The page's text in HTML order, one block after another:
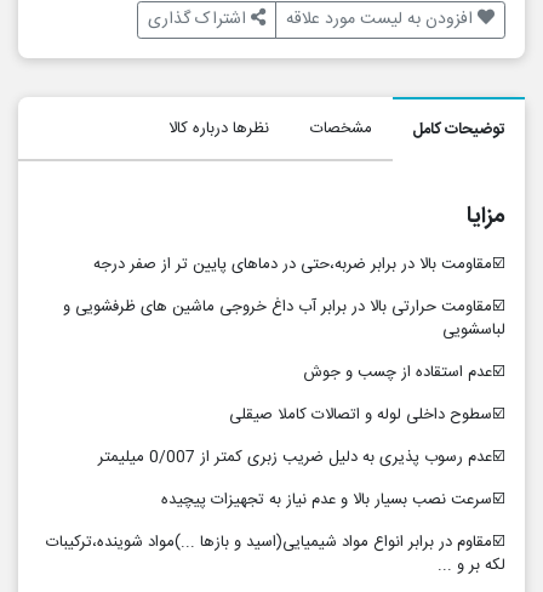
افزودن به لیست مورد علاقه اشتراک گذاری
توضیحات کامل مشخصات نظرها درباره کالا
مزایا
☑️مقاومت بالا در برابر ضربه،حتی در دماهای پایین تر از صفر درجه
☑️مقاومت حرارتی بالا در برابر آب داغ خروجی ماشین های ظرفشویی و
لباسشویی
☑️عدم استقاده از چسب و جوش
☑️سطوح داخلی لوله و اتصالات کاملا صیقلی
☑️عدم رسوب پذیری به دلیل ضریب زبری کمتر از 0/007 میلیمتر
☑️سرعت نصب بسیار بالا و عدم نیاز به تجهیزات پیچیده
☑️مقاوم در برابر انواع مواد شیمیایی(اسید و بازها ...)مواد شوینده،ترکیبات
لکه بر و ...